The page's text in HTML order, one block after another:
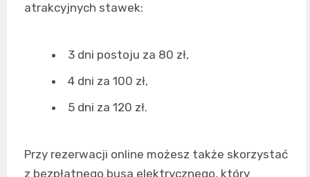
atrakcyjnych stawek:
3 dni postoju za 80 zł,
4 dni za 100 zł,
5 dni za 120 zł.
Przy rezerwacji online możesz także skorzystać
z bezpłatnego busa elektrycznego, który